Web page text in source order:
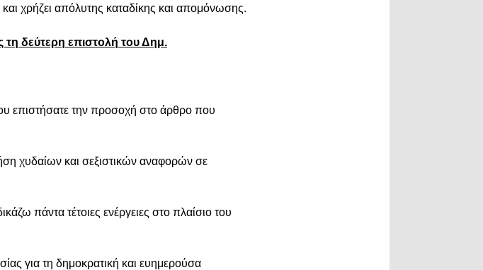
χρήζει απόλυτης καταδίκης και απομόνωσης.
τη δεύτερη επιστολή του Δημ.
επιστήσατε την προσοχή στο άρθρο που
χυδαίων και σεξιστικών αναφορών σε
πάντα τέτοιες ενέργειες στο πλαίσιο του
για τη δημοκρατική και ευημερούσα